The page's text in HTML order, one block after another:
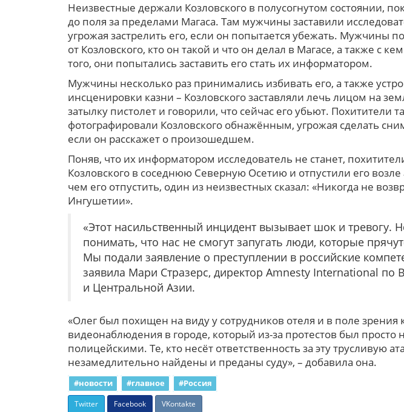
Неизвестные держали Козловского в полусогнутом состоянии,
до поля за пределами Магаса. Там мужчины заставили
угрожая застрелить его, если он попытается убежать. Мужчины
от Козловского, кто он такой и что он делал в Магасе, а также с
того, они попытались заставить его стать их информатором.
Мужчины несколько раз принимались избивать его, а также
инсценировки казни – Козловского заставляли лечь лицом на
затылку пистолет и говорили, что сейчас его убьют. Похитители
фотографировали Козловского обнажённым, угрожая сделать
если он расскажет о произошедшем.
Поняв, что их информатором исследователь не станет,
Козловского в соседнюю Северную Осетию и отпустили его
чем его отпустить, один из неизвестных сказал: «Никогда не
Ингушетии».
«Этот насильственный инцидент вызывает шок и тревогу.
понимать, что нас не смогут запугать люди, которые
Мы подали заявление о преступлении в российские
заявила Мари Стразерс, директор Amnesty International по
и Центральной Азии.
«Олег был похищен на виду у сотрудников отеля и в поле зрения
видеонаблюдения в городе, который из-за протестов был просто
полицейскими. Те, кто несёт ответственность за эту трусливую
незамедлительно найдены и преданы суду», – добавила она.
#новости #главное
#Россия
Twitter
Facebook VKontakte